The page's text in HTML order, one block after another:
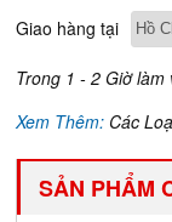
Giao hàng tại
Trong 1 - 2 Giờ
Xem Thêm: Các
SẢN PHẨM